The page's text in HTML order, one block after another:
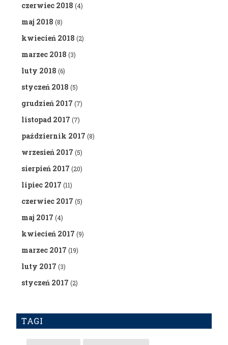
czerwiec 2018 (4)
maj 2018 (8)
kwiecień 2018 (2)
marzec 2018 (3)
luty 2018 (6)
styczeń 2018 (5)
grudzień 2017 (7)
listopad 2017 (7)
październik 2017 (8)
wrzesień 2017 (5)
sierpień 2017 (20)
lipiec 2017 (11)
czerwiec 2017 (5)
maj 2017 (4)
kwiecień 2017 (9)
marzec 2017 (19)
luty 2017 (3)
styczeń 2017 (2)
TAGI